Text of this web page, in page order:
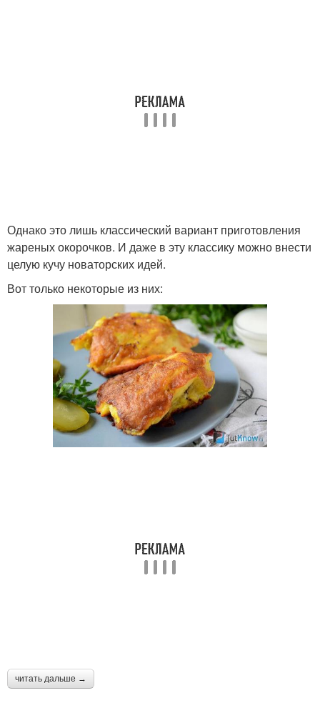
Ножки с рисом Ножки для детей
Однако это лишь классический вариант приготовления
жареных окорочков. И даже в эту классику можно внести
целую кучу новаторских идей.
Вот только некоторые из них:
читать дальше →